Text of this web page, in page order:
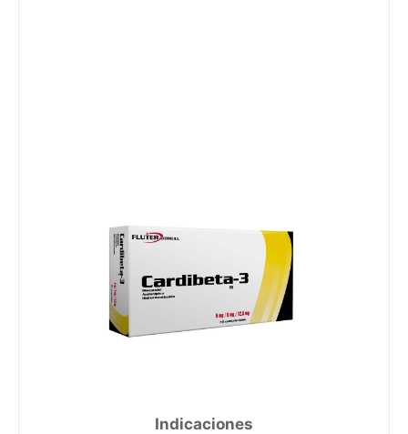
Indicaciones